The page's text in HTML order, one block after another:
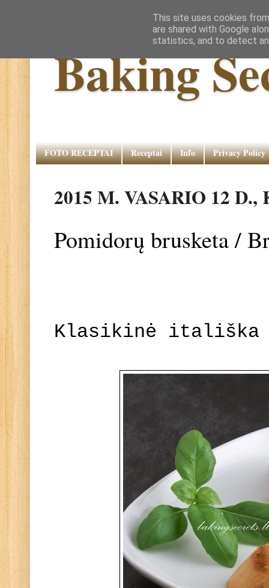
Baking
FOTO RECEPTAI Receptai Info Privacy Policy
2015 M. VASARIO 12
Pomidorų brusketa /
Klasikinė itališka
This site uses cookies
are shared with Google
statistics, and to detect